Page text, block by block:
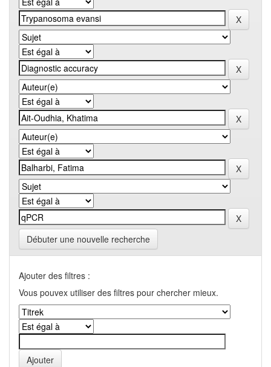
Débuter une nouvelle recherche
Ajouter des filtres :
Vous pouvex utiliser des filtres pour chercher mieux.